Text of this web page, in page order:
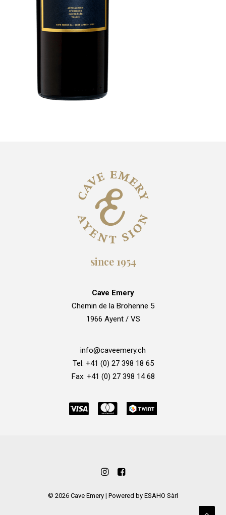
since 1954
Cave Emery
Chemin de la Brohenne 5
1966 Ayent / VS
info@caveemery.ch
Tel: +41 (0) 27 398 18 65
Fax: +41 (0) 27 398 14 68
© 2026 Cave Emery | Powered by ESAHO Sàrl